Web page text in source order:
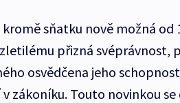
kromě sňatku nově možná od
přizná svéprávnost,
osvědčena jeho
zákoníku. Touto novinkou